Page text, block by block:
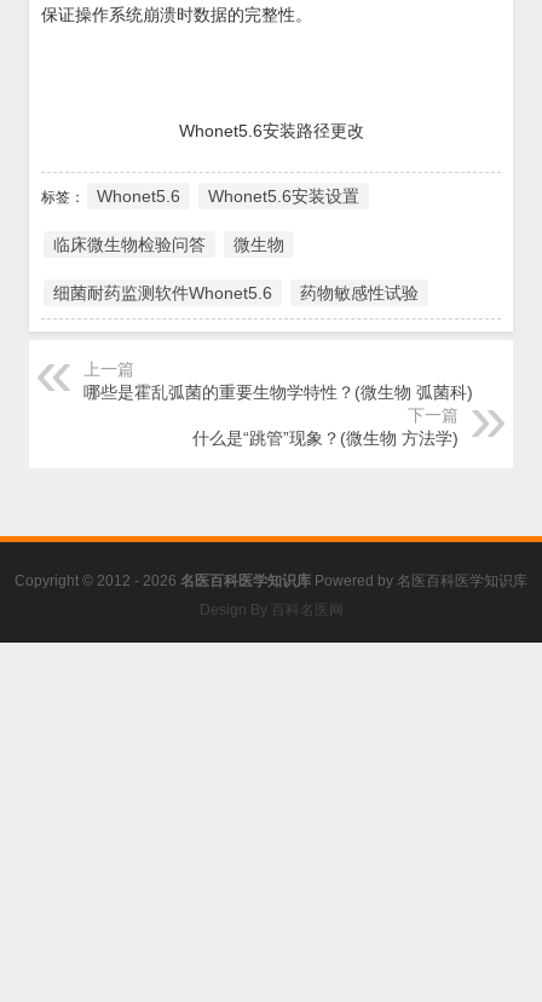
保证操作系统崩溃时数据的完整性。
Whonet5.6安装路径更改
标签： Whonet5.6 Whonet5.6安装设置
临床微生物检验问答 微生物
细菌耐药监测软件Whonet5.6 药物敏感性试验
上一篇
哪些是霍乱弧菌的重要生物学特性？(微生物 弧菌科)
下一篇
什么是“跳管”现象？(微生物 方法学)
Copyright © 2012 - 2026 名医百科医学知识库 Powered by 名医百科医学知识库
Design By 百科名医网